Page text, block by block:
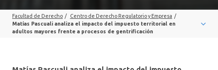
PROFESORES
Facultad de Derecho / Centro de Derecho Regulatorio y Empresa /
Matías Pascuali analiza el impacto del impuesto territorial en
adultos mayores frente a procesos de gentrificación